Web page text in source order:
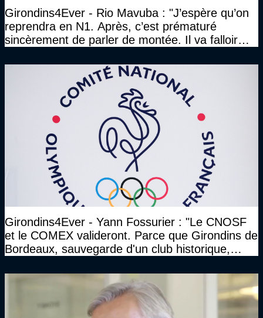
Girondins4Ever - Rio Mavuba : "J’espère qu’on
reprendra en N1. Après, c’est prématuré
sincèrement de parler de montée. Il va falloir
Girondins4Ever - Yann Fossurier : "Le CNOSF
et le COMEX valideront. Parce que Girondins de
Bordeaux, sauvegarde d'un club historique,